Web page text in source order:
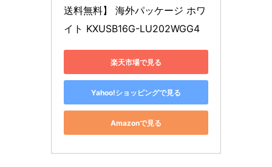
送料無料】 海外パッケージ ホワ
イト KXUSB16G-LU202WGG4
楽天市場で見る
Yahoo!ショッピングで見る
Amazonで見る